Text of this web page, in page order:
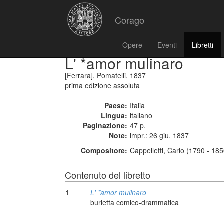
Corago
Opere Eventi Libretti
L' *amor mulinaro
[Ferrara], Pomatelli, 1837
prima edizione assoluta
Paese: Italia
Lingua: italiano
Paginazione: 47 p.
Note: impr.: 26 giu. 1837
Compositore: Cappelletti, Carlo (1790 -
Contenuto del libretto
1
L' *amor mulinaro
burletta comico-drammatica